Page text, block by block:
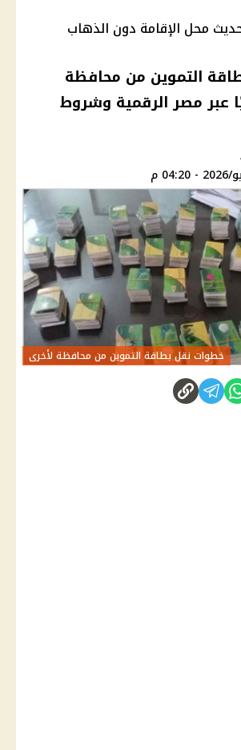
محل الإقامة دون الذهاب
التموين من محافظة
عبر مصر الرقمية وشروط
خطوات نقل بطاقة التموين من محافظة لأخرى